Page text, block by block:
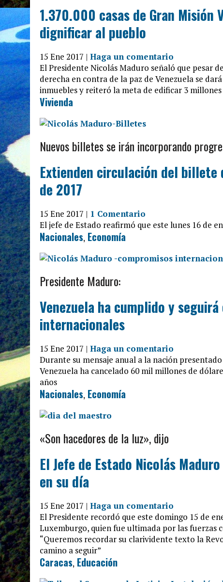
1.370.000 casas de Gran
dignificar al pueblo
15 Ene 2017 | Haga un comentario
El Presidente Nicolás Maduro señaló que pesar
derecha en contra de la paz de Venezuela se
inmuebles y reiteró la meta de edificar 3
Vivienda
Nuevos billetes se irán incorporando
Extienden circulación del billete
de 2017
15 Ene 2017 | 1 Comentario
El jefe de Estado reafirmó que este lunes 16 de
Nacionales, Economía
Presidente Maduro:
Venezuela ha cumplido y
internacionales
15 Ene 2017 | Haga un comentario
Durante su mensaje anual a la nación
Venezuela ha cancelado 60 mil millones de
años
Nacionales, Economía
«Son hacedores de la luz», dijo
El Jefe de Estado Nicolás
en su día
15 Ene 2017 | Haga un comentario
El Presidente recordó que este domingo 15 de
Luxemburgo, quien fue ultimada por las fuerzas
“Queremos recordar su clarividente texto la
camino a seguir”
Caracas, Educación